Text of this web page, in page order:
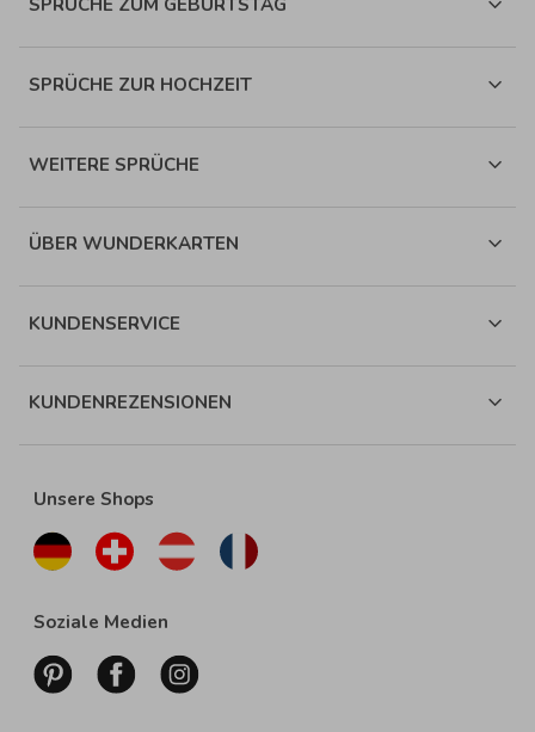
SPRÜCHE ZUM GEBURTSTAG
SPRÜCHE ZUR HOCHZEIT
WEITERE SPRÜCHE
ÜBER WUNDERKARTEN
KUNDENSERVICE
KUNDENREZENSIONEN
Unsere Shops
Soziale Medien